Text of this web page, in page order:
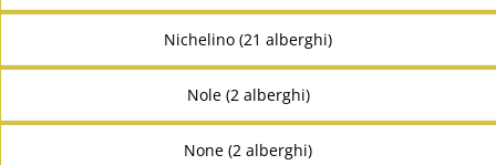
Nichelino (21 alberghi)
Nole (2 alberghi)
None (2 alberghi)